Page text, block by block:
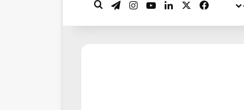
فيسبوك لينكدإن‫YouTubeانستقرام
تيلقرام